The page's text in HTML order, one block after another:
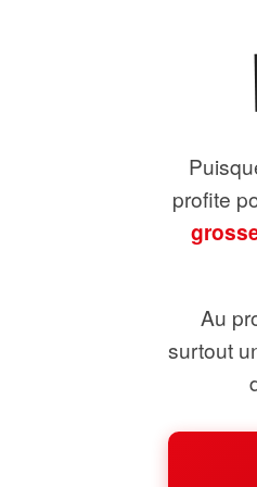
profite
Au
surtout